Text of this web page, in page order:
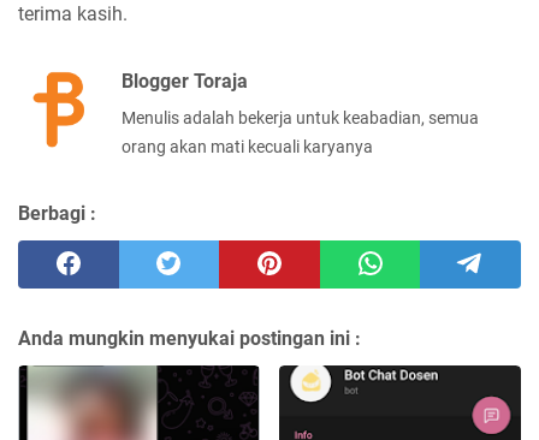
terima kasih.
Blogger Toraja
Menulis adalah bekerja untuk keabadian, semua
orang akan mati kecuali karyanya
Berbagi :
Anda mungkin menyukai postingan ini :